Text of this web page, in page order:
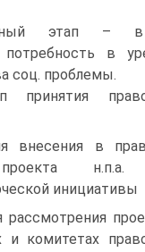
этап –
в
соц. проблемы.
принятия
внесения в
н.п.а.
инициативы
рассмотрения
и комитетах